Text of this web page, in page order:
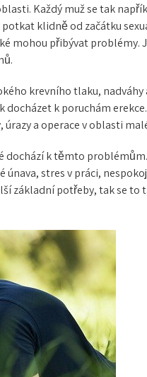
Každý muž se tak
klidně od začátku
mohou přibývat problémy.
krevního tlaku, nadváhy
k poruchám
a operace v oblasti
dochází k těmto
stres v práci,
základní potřeby, tak se to